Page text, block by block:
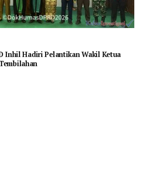
Inhil Hadiri Pelantikan Wakil Ketua